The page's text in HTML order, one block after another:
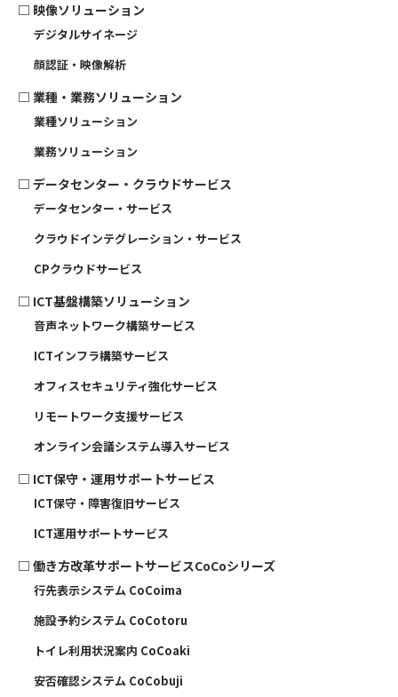
□ 映像ソリューション
デジタルサイネージ
顔認証・映像解析
□ 業種・業務ソリューション
業種ソリューション
業務ソリューション
□ データセンター・クラウドサービス
データセンター・サービス
クラウドインテグレーション・サービス
CPクラウドサービス
□ ICT基盤構築ソリューション
音声ネットワーク構築サービス
ICTインフラ構築サービス
オフィスセキュリティ強化サービス
リモートワーク支援サービス
オンライン会議システム導入サービス
□ ICT保守・運用サポートサービス
ICT保守・障害復旧サービス
ICT運用サポートサービス
□ 働き方改革サポートサービスCoCoシリーズ
行先表示システム CoCoima
施設予約システム CoCotoru
トイレ利用状況案内 CoCoaki
安否確認システム CoCobuji